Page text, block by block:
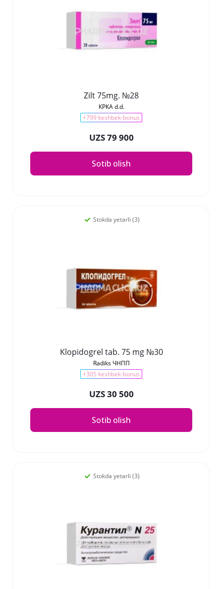
Zilt 75mg. №28
КРКА d.d.
+799 keshbek-bonus
UZS 79 900
Sotib olish
Stokda yetarli (3)
Klopidogrel tab. 75 mg №30
Radiks ЧНПП
+305 keshbek-bonus
UZS 30 500
Sotib olish
Stokda yetarli (3)